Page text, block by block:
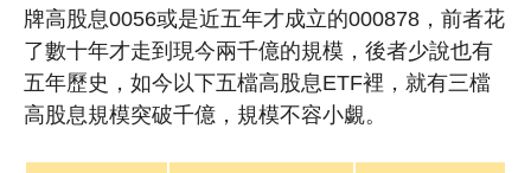
牌高股息0056或是近五年才成立的000878，前者花
了數十年才走到現今兩千億的規模，後者少說也有
五年歷史，如今以下五檔高股息ETF裡，就有三檔
高股息規模突破千億，規模不容小覷。